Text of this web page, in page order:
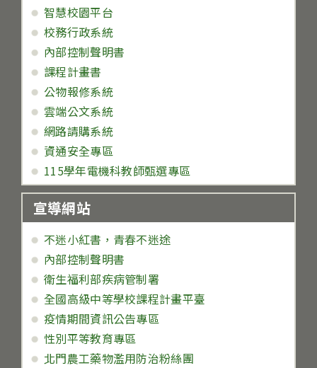
智慧校園平台
校務行政系統
內部控制聲明書
課程計畫書
公物報修系統
雲端公文系統
網路請購系統
資通安全專區
115學年電機科教師甄選專區
宣導網站
不迷小紅書，青春不迷途
內部控制聲明書
衛生福利部疾病管制署
全國高級中等學校課程計畫平臺
疫情期間資訊公告專區
性別平等教育專區
北門農工藥物濫用防治粉絲團